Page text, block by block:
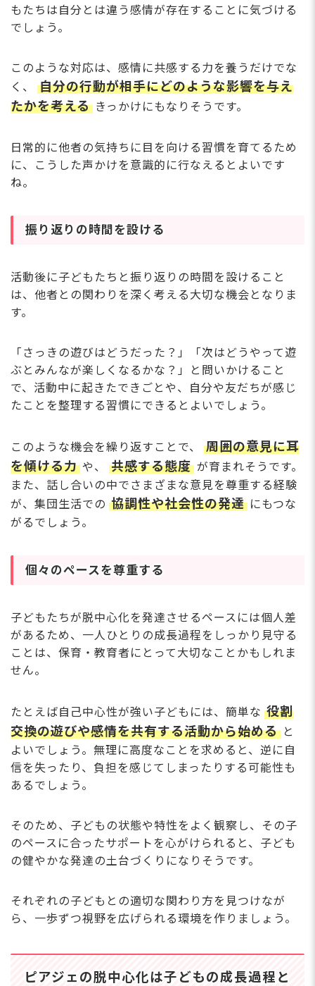
もたちは自分とは違う感情が存在することに気づける
でしょう。
このような対応は、感情に共感する力を養うだけでな
く、
自分の行動が相手にどのような影響を与え
たかを考える きっかけにもなりそうです。
日常的に他者の気持ちに目を向ける習慣を育てるため
に、こうした声かけを意識的に行なえるとよいです
ね。
振り返りの時間を設ける
活動後に子どもたちと振り返りの時間を設けること
は、他者との関わりを深く考える大切な機会となりま
す。
「さっきの遊びはどうだった？」「次はどうやって遊
ぶとみんなが楽しくなるかな？」と問いかけること
で、活動中に起きたできごとや、自分や友だちが感じ
たことを整理する習慣にできるとよいでしょう。
このような機会を繰り返すことで、
周囲の意見に耳
を傾ける力 や、 共感する態度 が育まれそうです。
また、話し合いの中でさまざまな意見を尊重する経験
が、集団生活での 協調性や社会性の発達 にもつな
がるでしょう。
個々のペースを尊重する
子どもたちが脱中心化を発達させるペースには個人差
があるため、一人ひとりの成長過程をしっかり見守る
ことは、保育・教育者にとって大切なことかもしれま
せん。
たとえば自己中心性が強い子どもには、簡単な 役割
交換の遊びや感情を共有する活動から始める と
よいでしょう。無理に高度なことを求めると、逆に自
信を失ったり、負担を感じてしまったりする可能性も
あるでしょう。
そのため、子どもの状態や特性をよく観察し、その子
のペースに合ったサポートを心がけられると、子ども
の健やかな発達の土台づくりになりそうです。
それぞれの子どもとの適切な関わり方を見つけなが
ら、一歩ずつ視野を広げられる環境を作りましょう。
ピアジェの脱中心化は子どもの成長過程と